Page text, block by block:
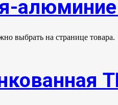
выбрать на странице товара.